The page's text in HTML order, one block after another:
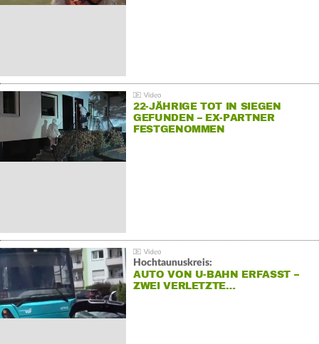
22-JÄHRIGE TOT IN SIEGEN
GEFUNDEN – EX-PARTNER
FESTGENOMMEN
Hochtaunuskreis:
AUTO VON U-BAHN ERFASST –
ZWEI VERLETZTE…